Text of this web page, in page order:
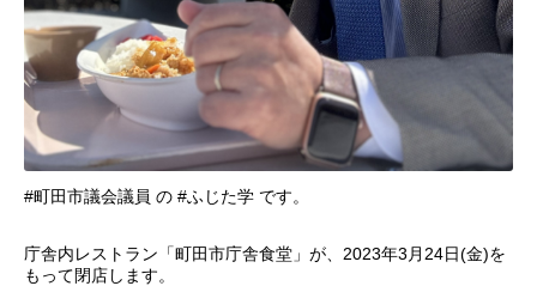
#町田市議会議員 の #ふじた学 です。
庁舎内レストラン「町田市庁舎食堂」が、2023年3月24日(金)を
もって閉店します。